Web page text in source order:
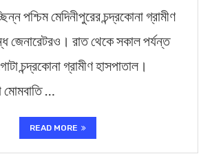
পশ্চিম মেদিনীপুরের চন্দ্রকোনা গ্রামীণ
জেনারেটরও। রাত থেকে সকাল পর্যন্ত
চন্দ্রকোনা গ্রামীণ হাসপাতাল।
মোমবাতি …
READ MORE